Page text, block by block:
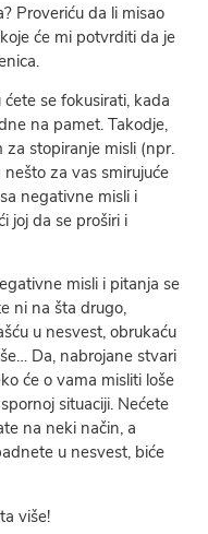
Proveriću da li misao
će mi potvrditi da je
se fokusirati, kada
na pamet. Takodje,
stopiranje misli (npr.
za vas smirujuće
negativne misli i
joj da se proširi i
misli i pitanja se
ni na šta drugo,
u nesvest, obrukaću
Da, nabrojane stvari
će o vama misliti loše
situaciji. Nećete
na neki način, a
u nesvest, biće
više!